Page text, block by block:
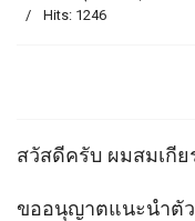
Hits: 1246
สวัสดีครับ ผมสมเกีย
ขออนุญาตแนะนำตัว